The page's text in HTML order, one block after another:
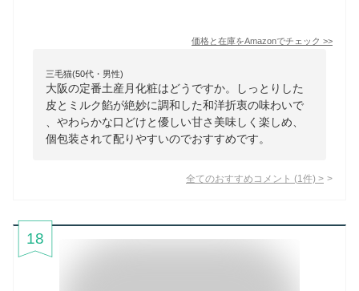
価格と在庫をAmazonでチェック >>
三毛猫(50代・男性)
大阪の定番土産月化粧はどうですか。しっとりした
皮とミルク餡が絶妙に調和した和洋折衷の味わいで
、やわらかな口どけと優しい甘さ美味しく楽しめ、
個包装されて配りやすいのでおすすめです。
全てのおすすめコメント (1 件) >
18